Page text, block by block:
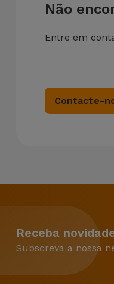
Não
Entre em
Contacte-
Receba
Subscreva a nossa